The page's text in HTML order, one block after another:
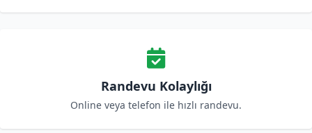
Randevu Kolaylığı
Online veya telefon ile hızlı randevu.